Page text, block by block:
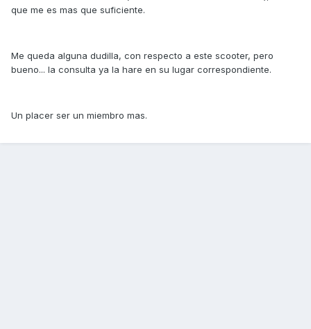
que me es mas que suficiente.
Me queda alguna dudilla, con respecto a este scooter, pero
bueno... la consulta ya la hare en su lugar correspondiente.
Un placer ser un miembro mas.